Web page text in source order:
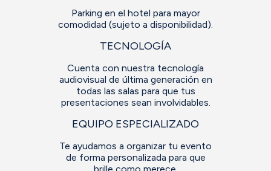
Parking en el hotel para mayor
comodidad (sujeto a disponibilidad).
TECNOLOGÍA
Cuenta con nuestra tecnología
audiovisual de última generación en
todas las salas para que tus
presentaciones sean involvidables.
EQUIPO ESPECIALIZADO
Te ayudamos a organizar tu evento
de forma personalizada para que